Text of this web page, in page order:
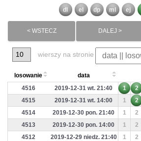
dl el dp ml ej
< WSTECZ DALEJ >
wierszy na stronie
losowanie
data
4516
2019-12-31 wt. 21:40 1 2
4515
2019-12-31 wt. 14:00 1 2
4514
2019-12-30 pon. 21:40 1 2
4513
2019-12-30 pon. 14:00 1 2
4512
2019-12-29 niedz. 21:40 1 2